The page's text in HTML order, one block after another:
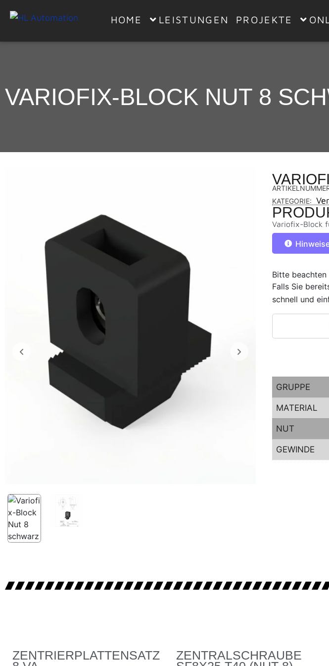
HOME LEISTUNGEN PROJEKTE
VARIOFIX-BLOCK NUT 8
KATEGORIE:
Variofix-Block
Bitte
Falls Sie
schnell und
GRUPPE
MATERIAL
NUT
GEWINDE
ZENTRIERPLATTENSATZ ZENTRALSCHRAUBE